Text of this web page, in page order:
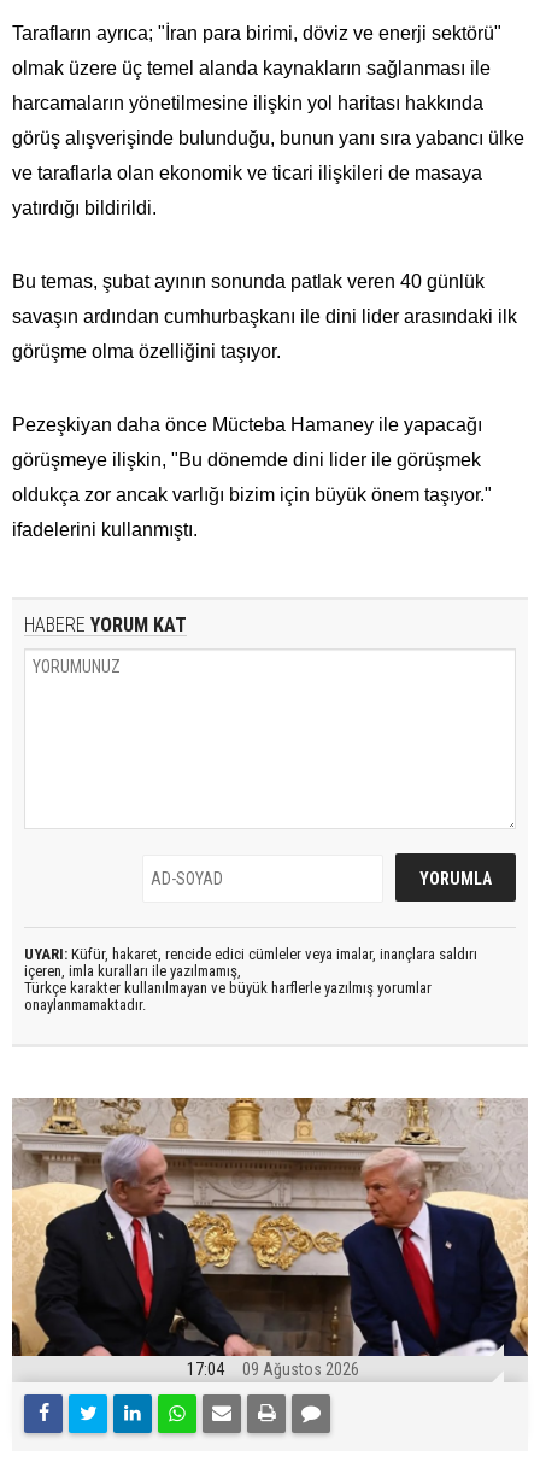
Tarafların ayrıca; "İran para birimi, döviz ve enerji sektörü"
olmak üzere üç temel alanda kaynakların sağlanması ile
harcamaların yönetilmesine ilişkin yol haritası hakkında
görüş alışverişinde bulunduğu, bunun yanı sıra yabancı ülke
ve taraflarla olan ekonomik ve ticari ilişkileri de masaya
yatırdığı bildirildi.
Bu temas, şubat ayının sonunda patlak veren 40 günlük
savaşın ardından cumhurbaşkanı ile dini lider arasındaki ilk
görüşme olma özelliğini taşıyor.
Pezeşkiyan daha önce Mücteba Hamaney ile yapacağı
görüşmeye ilişkin, "Bu dönemde dini lider ile görüşmek
oldukça zor ancak varlığı bizim için büyük önem taşıyor."
ifadelerini kullanmıştı.
HABERE YORUM KAT
UYARI: Küfür, hakaret, rencide edici cümleler veya imalar, inançlara saldırı
içeren, imla kuralları ile yazılmamış,
Türkçe karakter kullanılmayan ve büyük harflerle yazılmış yorumlar
onaylanmamaktadır.
17:04 09 Ağustos 2026